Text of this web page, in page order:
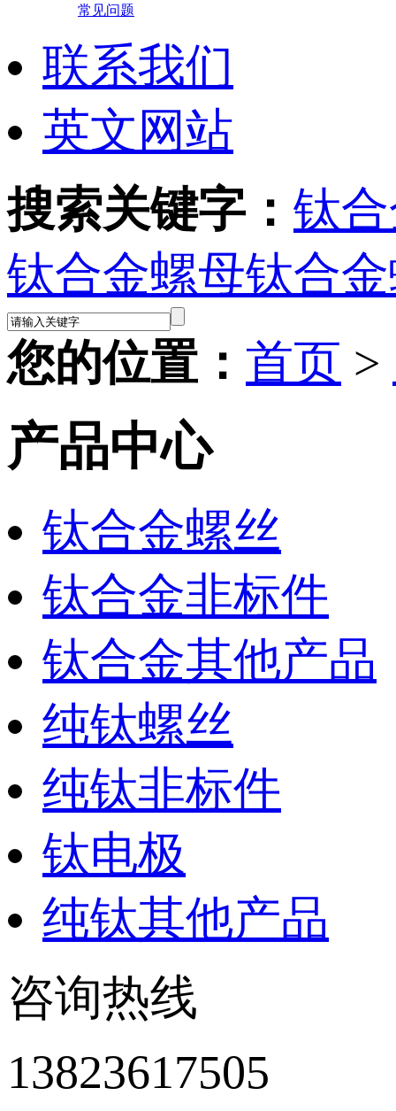
常见问题
联系我们
英文网站
搜索关键字： 钛
钛合金螺母钛合
您的位置： 首页 >
产品中心
钛合金螺丝
钛合金非标件
钛合金其他产品
纯钛螺丝
纯钛非标件
钛电极
纯钛其他产品
咨询热线
13823617505